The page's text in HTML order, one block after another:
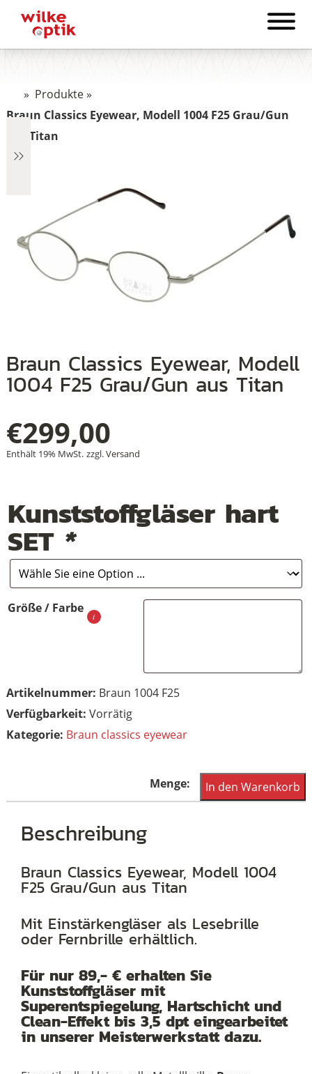
» Produkte»
Braun Classics Eyewear, Modell 1004 F25 Grau/Gun
aus Titan
Braun Classics Eyewear, Modell
1004 F25 Grau/Gun aus Titan
€299,00
Enthält 19% MwSt. zzgl.Versand
Kunststoffgläser hart
SET *
Größe / Farbe
Artikelnummer: Braun 1004 F25
Vorrätig
Kategorie: Braun classics eyewear
Braun
Classics
1004
aus
Menge
In den Warenkorb
Beschreibung
Braun Classics Eyewear, Modell 1004
F25 Grau/Gun aus Titan
Mit Einstärkengläser als Lesebrille
oder Fernbrille erhältlich.
Für nur 89,- € erhalten Sie
Kunststoffgläser mit
Superentspiegelung, Hartschicht und
Clean-Effekt bis 3,5 dpt eingearbeitet
in unserer Meisterwerkstatt dazu.
€642
+
+